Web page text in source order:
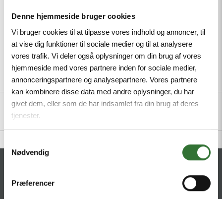
Denne hjemmeside bruger cookies
Vi bruger cookies til at tilpasse vores indhold og annoncer, til
at vise dig funktioner til sociale medier og til at analysere
vores trafik. Vi deler også oplysninger om din brug af vores
hjemmeside med vores partnere inden for sociale medier,
annonceringspartnere og analysepartnere. Vores partnere
kan kombinere disse data med andre oplysninger, du har
givet dem, eller som de har indsamlet fra din brug af deres
tjenester.
Nødvendig
Præferencer
Description Specifications Files